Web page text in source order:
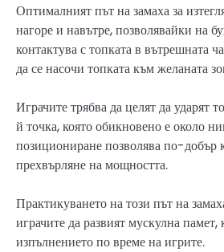
Оптималният път на замаха за
нагоре и навътре, позволявайки на
контактува с топката в вътрешната
да се насочи топката към желаната
Играчите трябва да целят да ударят
й точка, която обикновено е около
позициониране позволява по-добър
прехвърляне на мощността.
Практикуването на този път на
играчите да развият мускулна памет,
изпълнението по време на игрите.